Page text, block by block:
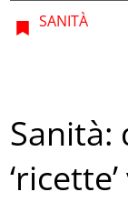
SANITÀ
Sanità: